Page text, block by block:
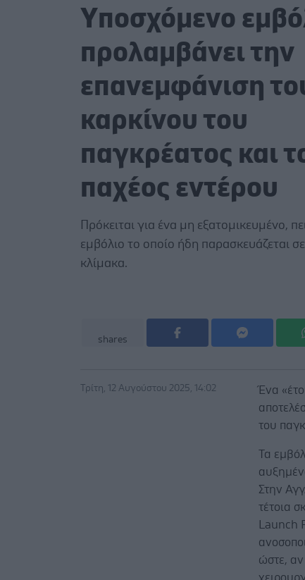
Yποσχόμενο
προλαμβάνει την
επανεμφάνιση
καρκίνου του
παγκρέατος και
παχέος εντέρου
Πρόκειται για ένα μη εξατομικευμένο,
εμβόλιο το οποίο ήδη παρασκευάζεται
κλίμακα.
shares
Τρίτη, 12 Αυγούστου 2025, 14:02
Ένα
του
Τα
Στην
τέτοια
Launch
ώστε,